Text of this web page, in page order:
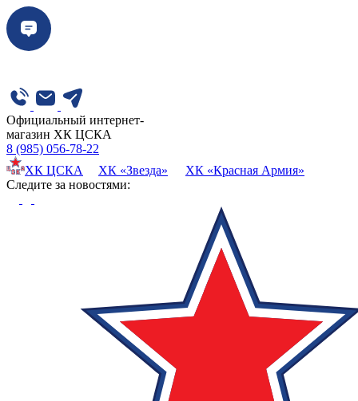
Официальный интернет-
магазин ХК ЦСКА
8 (985) 056-78-22
ХК ЦСКА
ХК «Звезда»
ХК «Красная Армия»
Cледите за новостями: